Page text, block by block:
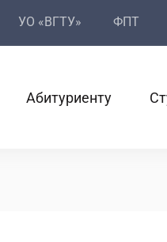
УО «ВГТУ» ФПТ
Абитуриенту